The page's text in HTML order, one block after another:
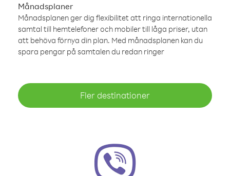
Månadsplaner
Månadsplanen ger dig flexibilitet att ringa internationella
samtal till hemtelefoner och mobiler till låga priser, utan
att behöva förnya din plan. Med månadsplanen kan du
spara pengar på samtalen du redan ringer
Fler destinationer